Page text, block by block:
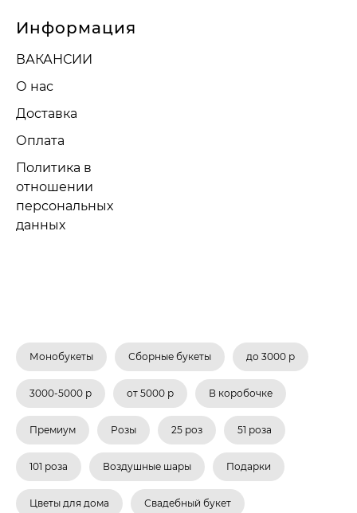
Информация
ВАКАНСИИ
О нас
Доставка
Оплата
Политика в
отношении
персональных
данных
Монобукеты Сборные букеты до 3000 р
3000-5000 р от 5000 р В коробочке
Премиум Розы 25 роз 51 роза
101 роза Воздушные шары Подарки
Цветы для дома Свадебный букет